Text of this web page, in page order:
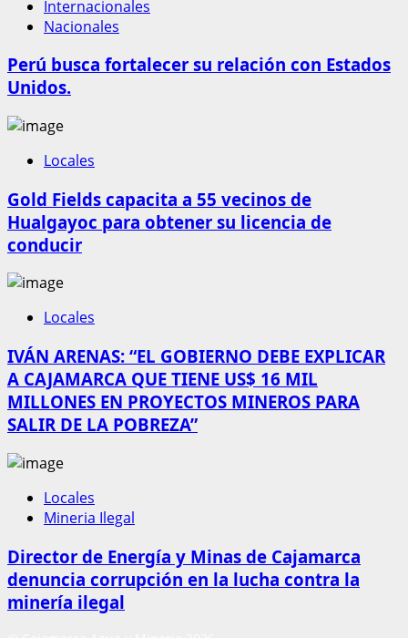
Internacionales
Nacionales
Perú busca fortalecer su relación con Estados
Unidos.
Locales
Gold Fields capacita a 55 vecinos de
Hualgayoc para obtener su licencia de
conducir
Locales
IVÁN ARENAS: “EL GOBIERNO DEBE EXPLICAR
A CAJAMARCA QUE TIENE US$ 16 MIL
MILLONES EN PROYECTOS MINEROS PARA
SALIR DE LA POBREZA”
Locales
Mineria Ilegal
Director de Energía y Minas de Cajamarca
denuncia corrupción en la lucha contra la
minería ilegal